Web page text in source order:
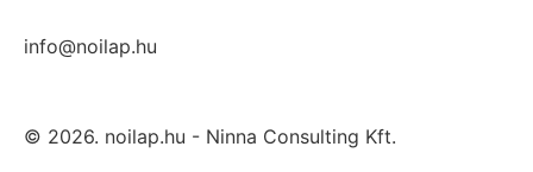
info@noilap.hu
© 2026. noilap.hu - Ninna Consulting Kft.